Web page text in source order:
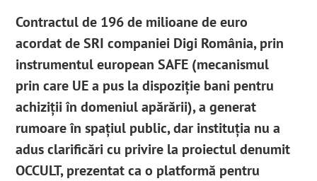
Contractul de 196 de milioane de euro
acordat de SRI companiei Digi România, prin
instrumentul european SAFE (mecanismul
prin care UE a pus la dispoziție bani pentru
achiziții în domeniul apărării), a generat
rumoare în spațiul public, dar instituția nu a
adus clarificări cu privire la proiectul denumit
OCCULT, prezentat ca o platformă pentru